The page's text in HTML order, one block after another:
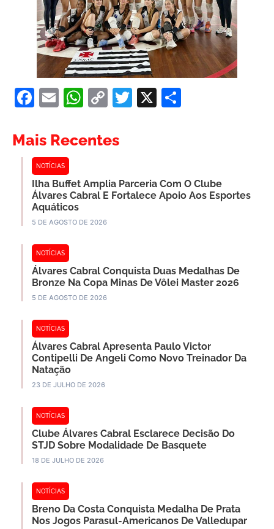
Facebook
EmailWhatsApp
CopyTwitter
X
Mais Recentes
NOTÍCIAS
Ilha Buffet Amplia Parceria Com O Clube
Álvares Cabral E Fortalece Apoio Aos Esportes
Aquáticos
5 DE AGOSTO DE 2026
NOTÍCIAS
Álvares Cabral Conquista Duas Medalhas De
Bronze Na Copa Minas De Vôlei Master 2026
5 DE AGOSTO DE 2026
NOTÍCIAS
Álvares Cabral Apresenta Paulo Victor
Contipelli De Angeli Como Novo Treinador Da
Natação
23 DE JULHO DE 2026
NOTÍCIAS
Clube Álvares Cabral Esclarece Decisão Do
STJD Sobre Modalidade De Basquete
18 DE JULHO DE 2026
NOTÍCIAS
Breno Da Costa Conquista Medalha De Prata
Nos Jogos Parasul-Americanos De Valledupar